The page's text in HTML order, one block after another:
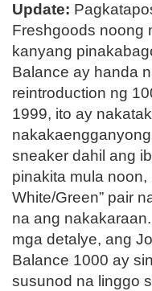
Update:
Freshgoods noong
kanyang
Balance ay handa
reintroduction ng
1999, ito ay
sneaker dahil ang
pinakita mula noon,
White/Green” pair
na ang
mga detalye, ang
Balance 1000 ay
susunod na linggo